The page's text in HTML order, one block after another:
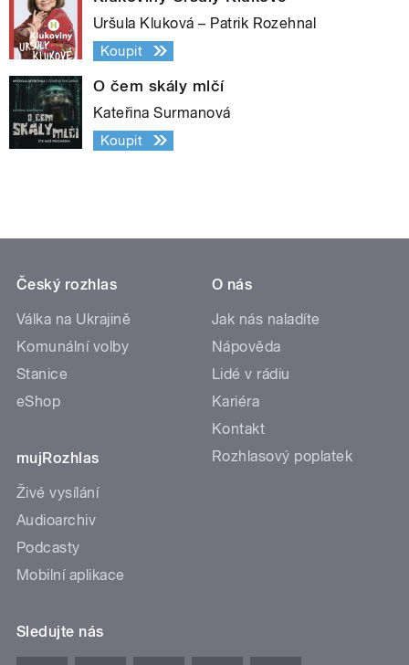
Uršula Kluková – Patrik Rozehnal
Koupit
O čem skály mlčí
Kateřina Surmanová
Koupit
Český rozhlas
Válka na Ukrajině
Komunální volby
Stanice
eShop
mujRozhlas
Živé vysílání
Audioarchiv
Podcasty
Mobilní aplikace
O nás
Jak nás naladíte
Nápověda
Lidé v rádiu
Kariéra
Kontakt
Rozhlasový poplatek
Sledujte nás